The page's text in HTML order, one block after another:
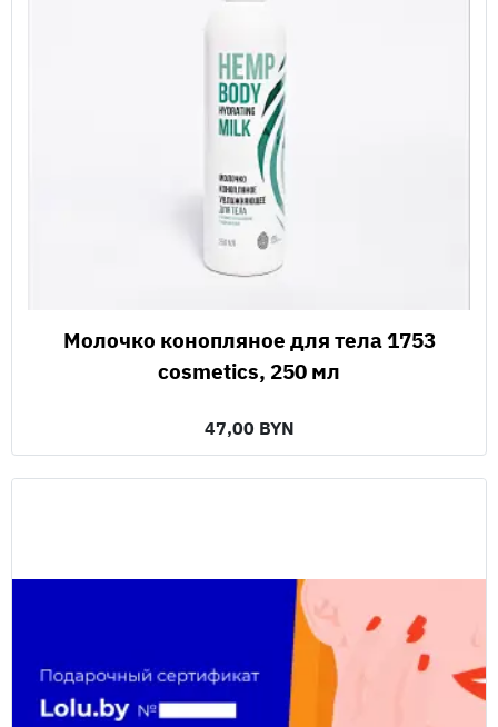
Молочко конопляное для тела 1753
cosmetics, 250 мл
47,00 BYN